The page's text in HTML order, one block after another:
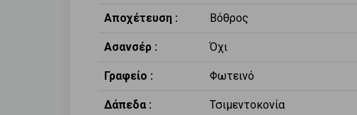
Αποχέτευση : Βόθρος
Ασανσέρ : Όχι
Γραφείο : Φωτεινό
Δάπεδα : Τσιμεντοκονία